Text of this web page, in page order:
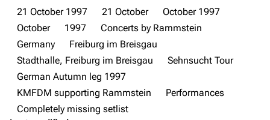
Information
Discography
Videography
Song list
Tour dates
Information
Discography
Videography
21 October 1997
21 October
October 1997
October
1997
Concerts by Rammstein
Germany
Freiburg im Breisgau
Stadthalle, Freiburg im Breisgau
Sehnsucht Tour
German Autumn leg 1997
KMFDM supporting Rammstein
Performances
Completely missing setlist